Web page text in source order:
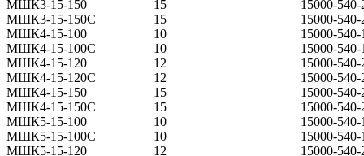
МШК3-15-150
15
15000-540-
МШК3-15-150С
15
15000-540-
МШК4-15-100
10
15000-540-
МШК4-15-100С
10
15000-540-
МШК4-15-120
12
15000-540-
МШК4-15-120С
12
15000-540-
МШК4-15-150
15
15000-540-
МШК4-15-150С
15
15000-540-
МШК5-15-100
10
15000-540-
МШК5-15-100С
10
15000-540-
МШК5-15-120
12
15000-540-